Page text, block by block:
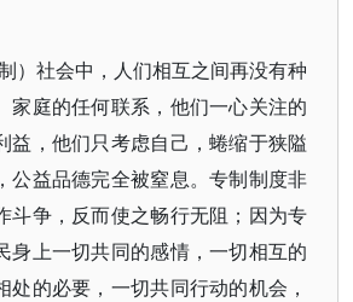
）社会中，人们相互之间再没有种
家庭的任何联系，他们一心关注的
益，他们只考虑自己，蜷缩于狭隘
公益品德完全被窒息。专制制度非
斗争，反而使之畅行无阻；因为专
身上一切共同的感情，一切相互的
处的必要，一切共同行动的机会，